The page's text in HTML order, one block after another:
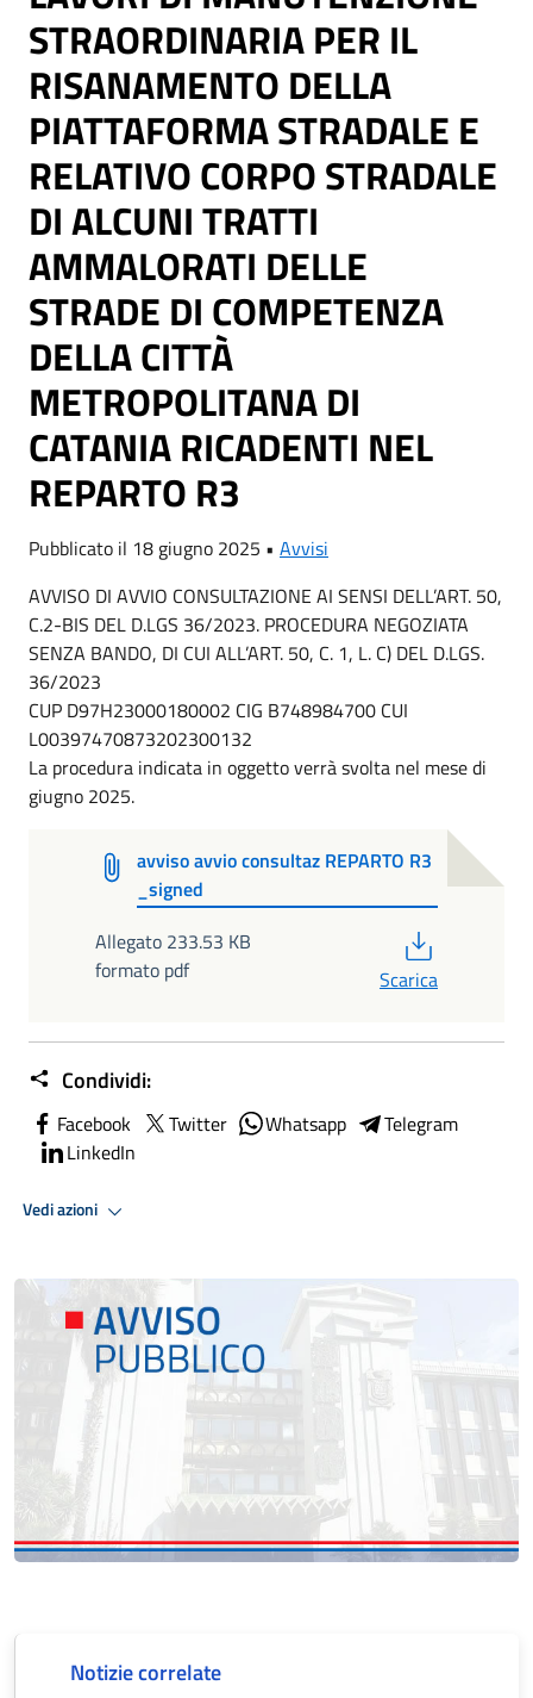
STRAORDINARIA PER IL
RISANAMENTO DELLA
PIATTAFORMA STRADALE E
RELATIVO CORPO STRADALE
DI ALCUNI TRATTI
AMMALORATI DELLE
STRADE DI COMPETENZA
DELLA CITTÀ
METROPOLITANA DI
CATANIA RICADENTI NEL
REPARTO R3
Pubblicato il 18 giugno 2025 • Avvisi
AVVISO DI AVVIO CONSULTAZIONE AI SENSI DELL’ART. 50,
C.2-BIS DEL D.LGS 36/2023. PROCEDURA NEGOZIATA
SENZA BANDO, DI CUI ALL’ART. 50, C. 1, L. C) DEL D.LGS.
36/2023
CUP D97H23000180002 CIG B748984700 CUI
L00397470873202300132
La procedura indicata in oggetto verrà svolta nel mese di
giugno 2025.
avviso avvio consultaz REPARTO R3
_signed
Allegato 233.53 KB
formato pdf
Scarica
Condividi:
Facebook Twitter Whatsapp
Telegram
LinkedIn
Vedi azioni
Notizie correlate